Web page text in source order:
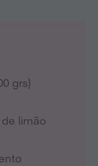
grs)
limão